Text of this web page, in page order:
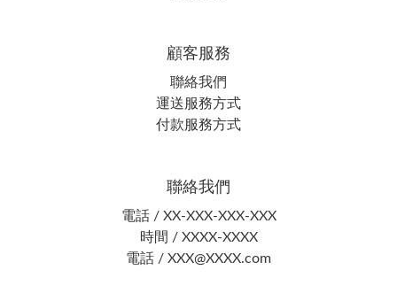
顧客服務
聯絡我們
運送服務方式
付款服務方式
聯絡我們
電話 / XX-XXX-XXX-XXX
時間 / XXXX-XXXX
電話 / XXX@XXXX.com